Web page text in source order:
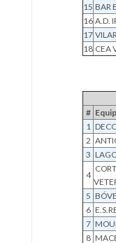
15 BAR
16 A.D.
17
18 CEA
#
1
2
3
4
5
6
7
8